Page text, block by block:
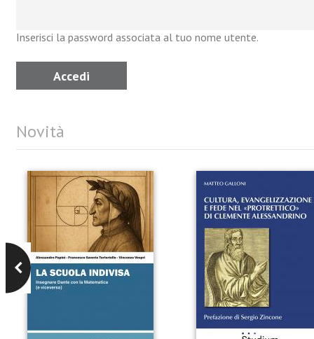
Inserisci la password associata al tuo nome utente.
Novità